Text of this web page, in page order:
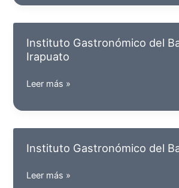
Universitario,
Campus
Instituto Gastronómico del
Irapuato
Instituto
del
Bajío,
Irapuato
Leer más »
Instituto Gastronómico del
Instituto
Leer más »